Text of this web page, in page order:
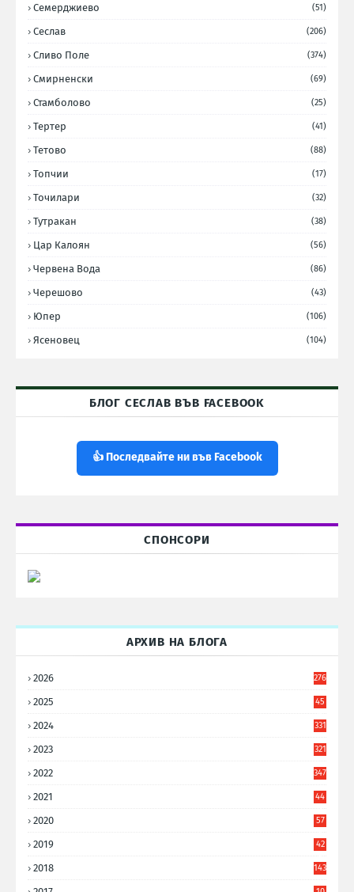
Семерджиево (51)
Сеслав (206)
Сливо Поле (374)
Смирненски (69)
Стамболово (25)
Тертер (41)
Тетово (88)
Топчии (17)
Точилари (32)
Тутракан (38)
Цар Калоян (56)
Червена Вода (86)
Черешово (43)
Юпер (106)
Ясеновец (104)
БЛОГ СЕСЛАВ ВЪВ FACEBOOK
👍 Последвайте ни във Facebook
СПОНСОРИ
АРХИВ НА БЛОГА
2026 276
2025
45
2024 331
2023 321
2022 347
2021
44
2020
57
2019
42
2018 143